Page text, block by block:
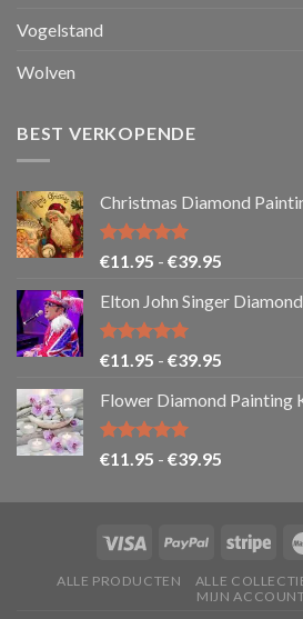
Vogelstand
Wolven
BEST VERKOPENDE
Christmas Diamond
Gewaardeerd
€11.95 - €39.95
tot
Elton John Singer
Gewaardeerd
€11.95 - €39.95
tot
Flower Diamond Painting
Gewaardeerd
€11.95 - €39.95
tot
ALLE PRODUCTEN ALLE
MIJN